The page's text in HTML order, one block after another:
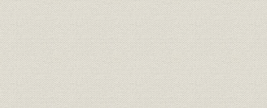
財務・業績 新株式の発行推移
昭和16年7
31日
財務・業績 株価の推移 昭和24年~
株主 大株主の推移
昭和16年7
31日